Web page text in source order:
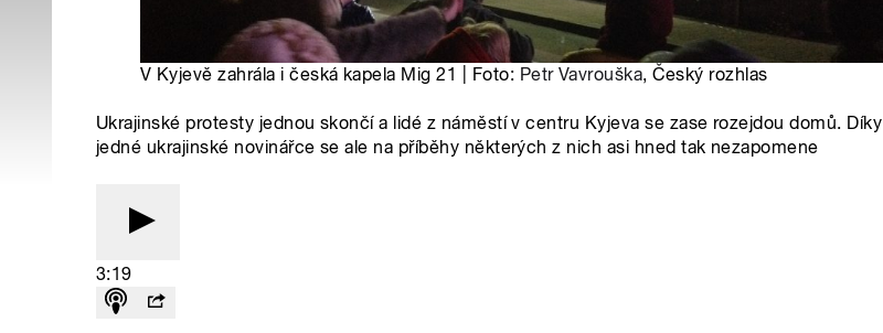
V Kyjevě zahrála i česká kapela Mig 21 | Foto: Petr Vavrouška, Český rozhlas
Ukrajinské protesty jednou skončí a lidé z náměstí v centru Kyjeva se zase rozejdou domů. Díky
jedné ukrajinské novinářce se ale na příběhy některých z nich asi hned tak nezapomene
3:19